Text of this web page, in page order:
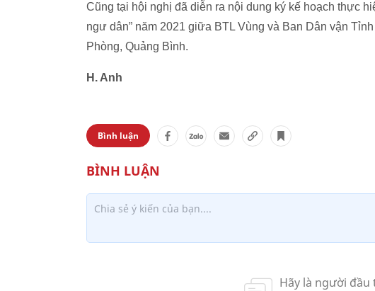
Cũng tại hội nghị đã diễn ra nội dung ký kế hoạch thực
ngư dân” năm 2021 giữa BTL Vùng và Ban Dân vận
Phòng, Quảng Bình.
H. Anh
Bình luận